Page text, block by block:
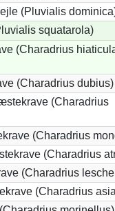
(Pluvialis
squatarola)
(Charadrius
(Charadrius dubius)
(Charadrius
(Charadrius
(Charadrius
(Charadrius
(Charadrius